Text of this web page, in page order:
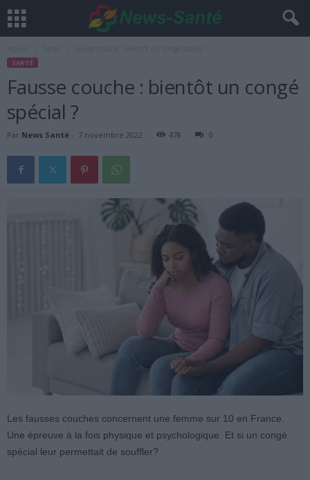
SANTÉ
Fausse couche : bientôt un congé
spécial ?
Par News Santé - 7 novembre 2022 478 0
Les fausses couches concernent une femme sur 10 en France.
Une épreuve à la fois physique et psychologique. Et si un congé
spécial leur permettait de souffler?